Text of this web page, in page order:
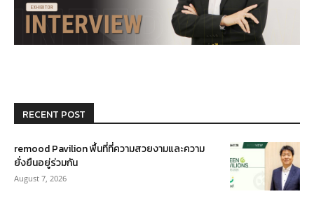
RECENT POST
remood Pavilion พื้นที่ที่ความสวยงามและความ
ยั่งยืนอยู่ร่วมกัน
August 7, 2026